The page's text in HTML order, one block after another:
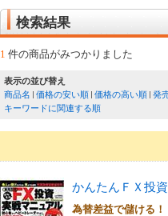
検索結果
1 件の商品がみつかりました
表示の並び替え
商品名
価格の安い順 価格の高い順 発
キーワードに関連する順
かんたんＦＸ投
為替差益で儲ける